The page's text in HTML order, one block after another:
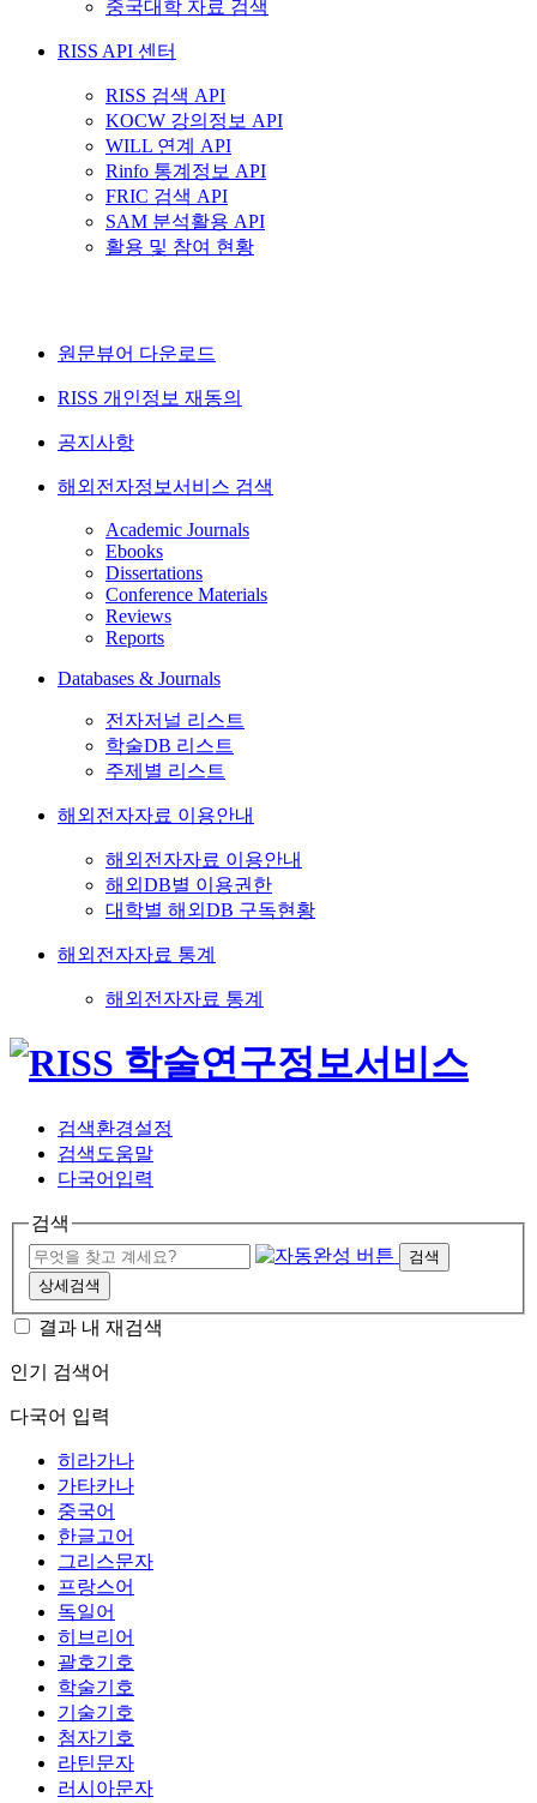
중국대학 자료 검색
RISS API 센터
RISS 검색 API
KOCW 강의정보 API
WILL 연계 API
Rinfo 통계정보 API
FRIC 검색 API
SAM 분석활용 API
활용 및 참여 현황
원문뷰어 다운로드
RISS 개인정보 재동의
공지사항
해외전자정보서비스 검색
Academic Journals
Ebooks
Dissertations
Conference Materials
Reviews
Reports
Databases & Journals
전자저널 리스트
학술DB 리스트
주제별 리스트
해외전자자료 이용안내
해외전자자료 이용안내
해외DB별 이용권한
대학별 해외DB 구독현황
해외전자자료 통계
해외전자자료 통계
검색환경설정
검색도움말
다국어입력
검색
검색
상세검색
결과 내 재검색
인기 검색어
다국어 입력
히라가나
가타카나
중국어
한글고어
그리스문자
프랑스어
독일어
히브리어
괄호기호
학술기호
기술기호
첨자기호
라틴문자
러시아문자